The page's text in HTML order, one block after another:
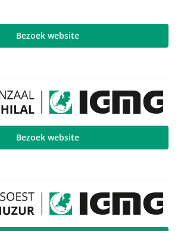
Bezoek website
Bezoek website